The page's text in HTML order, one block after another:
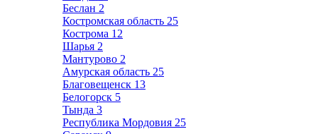
Беслан 2
Костромская область 25
Кострома 12
Шарья 2
Мантурово 2
Амурская область 25
Благовещенск 13
Белогорск 5
Тында 3
Республика Мордовия 25